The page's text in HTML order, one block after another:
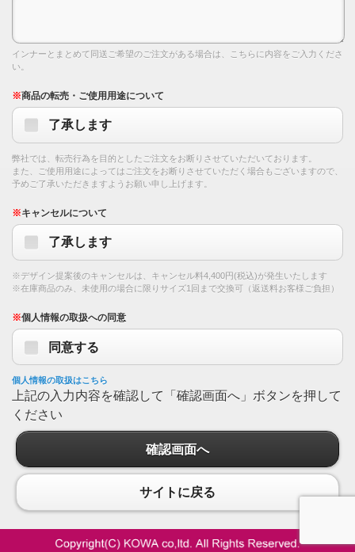
インナーとまとめて同送ご希望のご注文がある場合は、こちらに内容をご入力くださ
い。
※商品の転売・ご使用用途について
了承します
弊社では、転売行為を目的としたご注文をお断りさせていただいております。
また、ご使用用途によってはご注文をお断りさせていただく場合もございますので、
予めご了承いただきますようお願い申し上げます。
※キャンセルについて
了承します
※デザイン提案後のキャンセルは、キャンセル料4,400円(税込)が発生いたします
※在庫商品のみ、未使用の場合に限りサイズ1回まで交換可（返送料お客様ご負担）
※個人情報の取扱への同意
同意する
個人情報の取扱はこちら
上記の入力内容を確認して「確認画面へ」ボタンを押して
ください
確認画面へ
サイトに戻る